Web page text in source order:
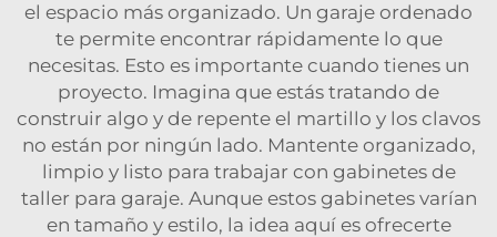
el espacio más organizado. Un garaje ordenado
te permite encontrar rápidamente lo que
necesitas. Esto es importante cuando tienes un
proyecto. Imagina que estás tratando de
construir algo y de repente el martillo y los clavos
no están por ningún lado. Mantente organizado,
limpio y listo para trabajar con gabinetes de
taller para garaje. Aunque estos gabinetes varían
en tamaño y estilo, la idea aquí es ofrecerte